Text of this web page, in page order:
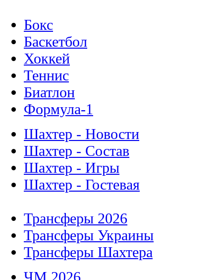
Бокс
Баскетбол
Хоккей
Теннис
Биатлон
Формула-1
Шахтер - Новости
Шахтер - Состав
Шахтер - Игры
Шахтер - Гостевая
Трансферы 2026
Трансферы Украины
Трансферы Шахтера